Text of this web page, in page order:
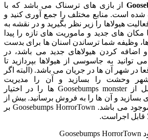
بازی های ترسناک می باشد که با
منابع مختلف را جمع آوری کنید و
را زیر نظر بگیرید و در نقشه به
های جدید و ماموریت های تازه را پیدا
شما ترساندن اسنان ها برای بدست
کردن هیولاهای جدید می باشد، در
به جاسوسی از هیولاها بپردازید تا
آن ها در جریان می باشد. (البته اگر
را بسازید و آن را مدیریت
کنید.مجموعه ای کامل از Goosebumps monster ها را در اختیار
و آن ها را به فروش برسانید. بیش از
100 کاراکتر مختلف موجود می باشد. Goosebumps HorrorTown بر